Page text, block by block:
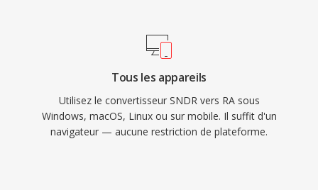
Tous les appareils
Utilisez le convertisseur SNDR vers RA sous
Windows, macOS, Linux ou sur mobile. Il suffit d'un
navigateur — aucune restriction de plateforme.